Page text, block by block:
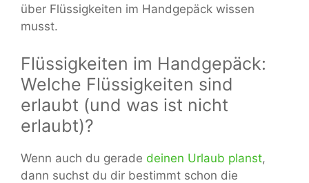
über Flüssigkeiten im Handgepäck wissen
musst.
Flüssigkeiten im Handgepäck:
Welche Flüssigkeiten sind
erlaubt (und was ist nicht
erlaubt)?
Wenn auch du gerade deinen Urlaub planst,
dann suchst du dir bestimmt schon die